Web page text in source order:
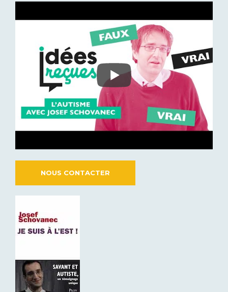
NOUS CONTACTER